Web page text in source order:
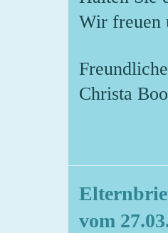
Wir freuen
Christa
vom